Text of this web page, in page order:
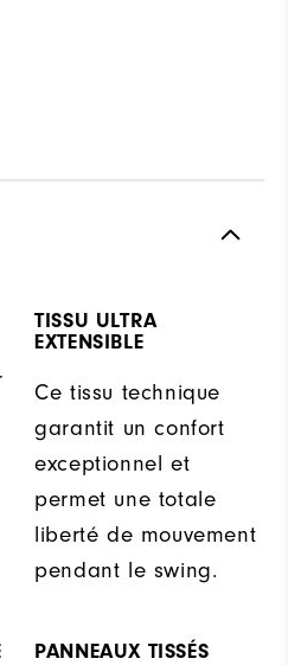
TISSU ULTRA
EXTENSIBLE
Ce tissu technique
garantit un confort
exceptionnel et
permet une totale
liberté de mouvement
pendant le swing.
PANNEAUX TISSÉS